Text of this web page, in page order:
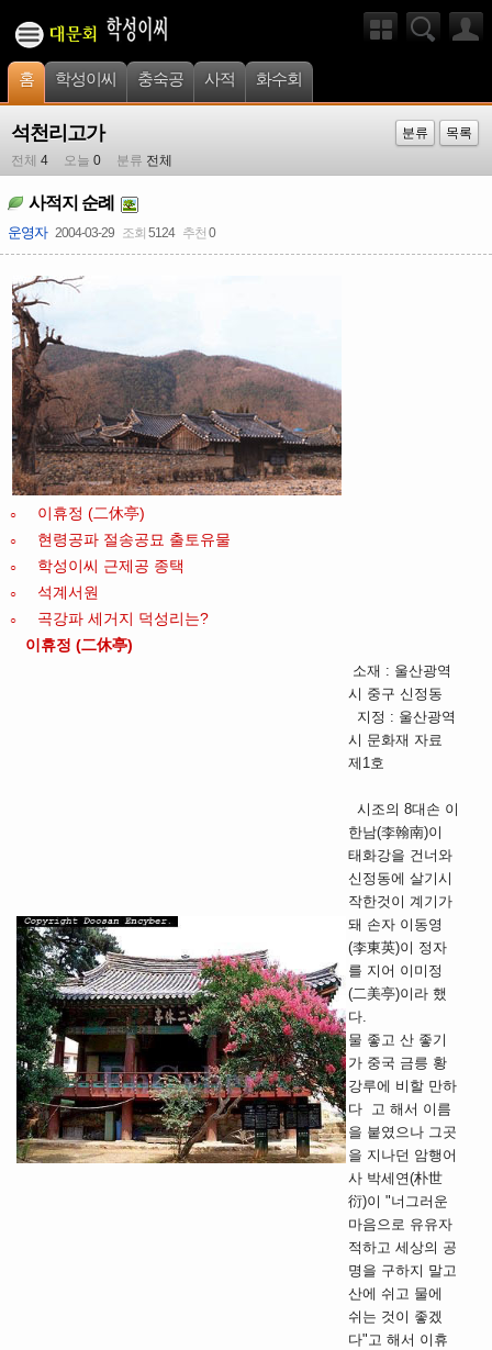
홈 학성이씨 충숙공 사적 화수회
석천리고가 분류
목록
전체 4 오늘 0 분류 전체
사적지 순례
운영자 2004-03-29 조회 5124 추천 0
○ 이휴정 (二休亭)
○ 현령공파 절송공묘 출토유물
○ 학성이씨 근제공 종택
○ 석계서원
○
곡강파 세거지 덕성리는?
이휴정 (二休亭)
소재 : 울산광역
시 중구 신정동
지정 : 울산광역
시 문화재 자료
제1호
시조의 8대손 이
한남(李翰南)이
태화강을 건너와
신정동에 살기시
작한것이 계기가
돼 손자 이동영
(李東英)이 정자
를 지어 이미정
(二美亭)이라 했
다.
물 좋고 산 좋기
가 중국 금릉 황
강루에 비할 만하
다 고 해서 이름
을 붙였으나 그곳
을 지나던 암행어
사 박세연(朴世
衍)이 "너그러운
마음으로 유유자
적하고 세상의 공
명을 구하지 말고
산에 쉬고 물에
쉬는 것이 좋겠
다"고 해서 이휴